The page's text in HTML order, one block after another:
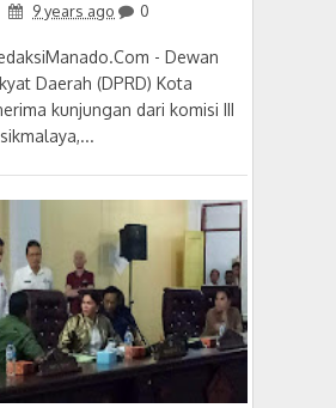
9 years ago 0
- Dewan
Daerah (DPRD) Kota
kunjungan dari komisi III